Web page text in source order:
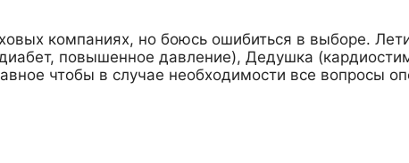
компаниях, но боюсь ошибиться в выборе.
повышенное давление), Дедушка
чтобы в случае необходимости все вопросы